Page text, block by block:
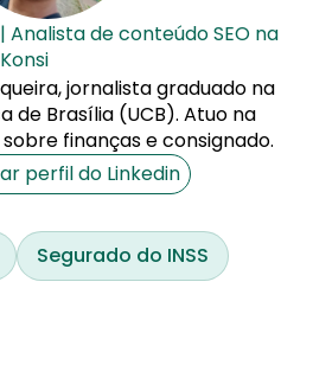
| Analista de conteúdo SEO na
Konsi
jornalista graduado na
de Brasília (UCB). Atuo na
finanças e consignado.
perfil do Linkedin
Segurado do INSS